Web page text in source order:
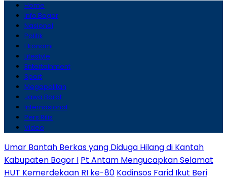
Home
Info Bogor
Nasional
Politik
Ekonomi
Lifestyle
Entertainment
Sport
Megapolitan
Jawa Barat
Internasional
Pers Rilis
Video
Umar Bantah Berkas yang Diduga Hilang di Kantah
Kabupaten Bogor I Pt Antam Mengucapkan Selamat
HUT Kemerdekaan RI ke-80 Kadinsos Farid Ikut Beri